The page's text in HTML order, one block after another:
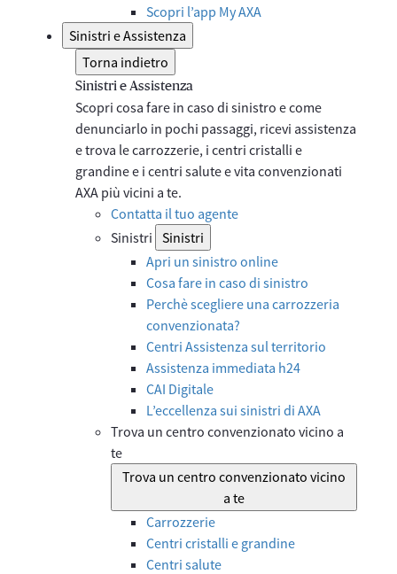
Scopri l’app My AXA
Sinistri e Assistenza
Torna indietro
Sinistri e Assistenza
Scopri cosa fare in caso di sinistro e come
denunciarlo in pochi passaggi, ricevi assistenza
e trova le carrozzerie, i centri cristalli e
grandine e i centri salute e vita convenzionati
AXA più vicini a te.
Contatta il tuo agente
Sinistri Sinistri
Apri un sinistro online
Cosa fare in caso di sinistro
Perchè scegliere una carrozzeria
convenzionata?
Centri Assistenza sul territorio
Assistenza immediata h24
CAI Digitale
L’eccellenza sui sinistri di AXA
Trova un centro convenzionato vicino a
te
Trova un centro convenzionato vicino
a te
Carrozzerie
Centri cristalli e grandine
Centri salute